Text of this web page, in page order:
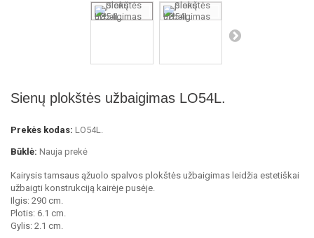
Sienų plokštės užbaigimas LO54L.
Prekės kodas: LO54L.
Būklė: Nauja prekė
Kairysis tamsaus ąžuolo spalvos plokštės užbaigimas leidžia estetiškai
užbaigti konstrukciją kairėje pusėje.
Ilgis: 290 cm.
Plotis: 6.1 cm.
Gylis: 2.1 cm.